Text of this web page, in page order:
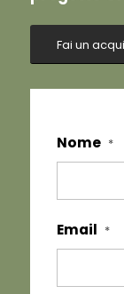
Fai un
Nome *
Email *